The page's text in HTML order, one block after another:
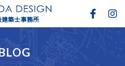
建築士事務所